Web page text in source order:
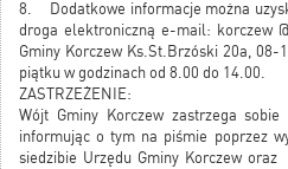
8. Dodatkowe informacje można
droga elektroniczną e-mail: korczew
Gminy Korczew Ks.St.Brzóski 20a, 08-
piątku w godzinach od 8.00 do 14.00.
ZASTRZEŻENIE:
Wójt Gminy Korczew zastrzega sobie
informując o tym na piśmie poprzez
siedzibie Urzędu Gminy Korczew